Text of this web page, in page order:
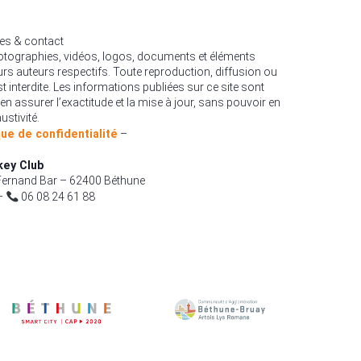
& contact
vidéos, logos, documents et éléments
auteurs respectifs. Toute reproduction, diffusion ou
interdite. Les informations publiées sur ce site sont
assurer l’exactitude et la mise à jour, sans pouvoir en
de confidentialité –
Club
Bar – 62400 Béthune
06 08 24 61 88